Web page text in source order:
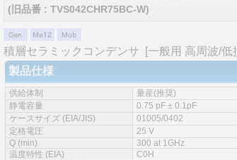
(旧品番 : TVS042CHR75BC-W)
積層セラミックコンデンサ
[一般用 高周波/
製品仕様
供給体制
量産(推奨)
静電容量
0.75 pF ± 0.1pF
ケースサイズ (EIA/JIS)
01005/0402
定格電圧
25 V
Q (min)
300 at 1GHz
温度特性 (EIA)
C0H